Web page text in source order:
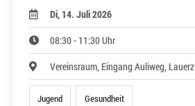
Di, 14. Juli 2026
08:30 - 11:30 Uhr
Vereinsraum, Eingang Auliweg, Lauerz
Jugend Gesundheit